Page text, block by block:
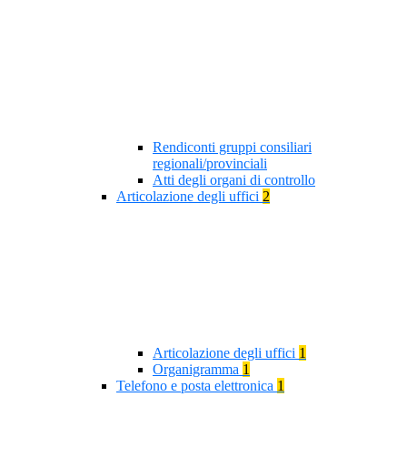
Rendiconti gruppi consiliari
regionali/provinciali
Atti degli organi di controllo
Articolazione degli uffici 2
Articolazione degli uffici 1
Organigramma 1
Telefono e posta elettronica 1